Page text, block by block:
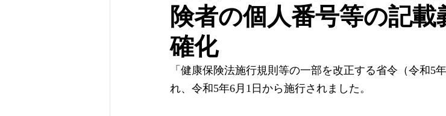
新卒 報道発表 年末調整 DX 事業復活
セクハラ
険者の個人番号等の記載
確化
「健康保険法施行規則等の一部を改正する省令（令和5
れ、令和5年6月1日から施行されました。